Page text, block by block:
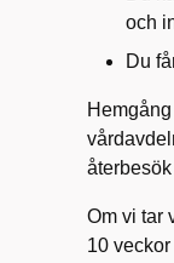
och
Du
Om vi tar
10